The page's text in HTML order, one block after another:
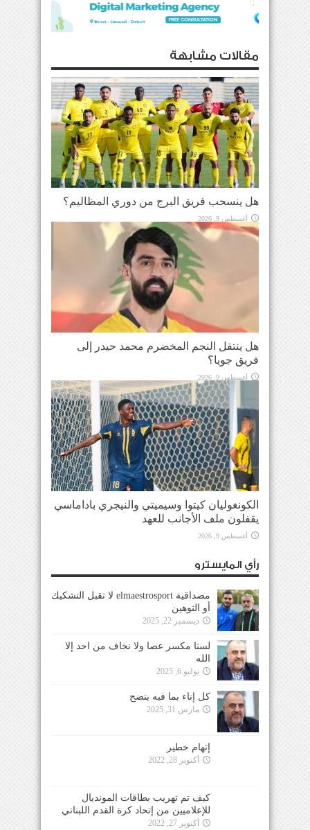
مقالات مشابهة
هل ينسحب فريق البرج من دوري المظاليم؟
أغسطس 9, 2026
هل ينتقل النجم المخضرم محمد حيدر إلى
فريق جويا؟
أغسطس 9, 2026
الكونغوليان كيتوا وسيميتي والنيجري باداماسي
يقفلون ملف الأجانب للعهد
أغسطس 9, 2026
رأي المايسترو
مصداقية elmaestrosport لا تقبل التشكيك
أو التوهين
ديسمبر 22, 2025
لسنا مكسر عصا ولا نخاف من احد إلا
الله
يوليو 6, 2025
كل إناء بما فيه ينضح
مارس 31, 2025
إتهام خطير
أكتوبر 28, 2022
كيف تم تهريب بطاقات المونديال
للإعلاميين من إتحاد كرة القدم اللبناني
أكتوبر 27, 2022